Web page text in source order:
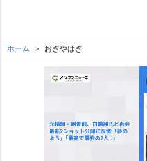
ホーム おぎやはぎ